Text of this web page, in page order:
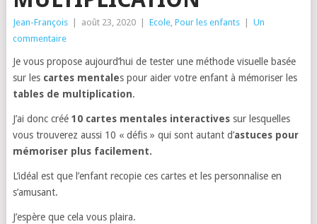
Jean-François août 23, 2020 Ecole, Pour les enfants
Un
commentaire
Je vous propose aujourd’hui de tester une méthode visuelle basée
sur les cartes mentales pour aider votre enfant à mémoriser les
tables de multiplication.
J’ai donc créé 10 cartes mentales interactivessur lesquelles
vous trouverez aussi 10 « défis » qui sont autant d’astuces pour
mémoriser plus facilement.
L’idéal est que l’enfant recopie ces cartes et les personnalise en
s’amusant.
J’espère que cela vous plaira.